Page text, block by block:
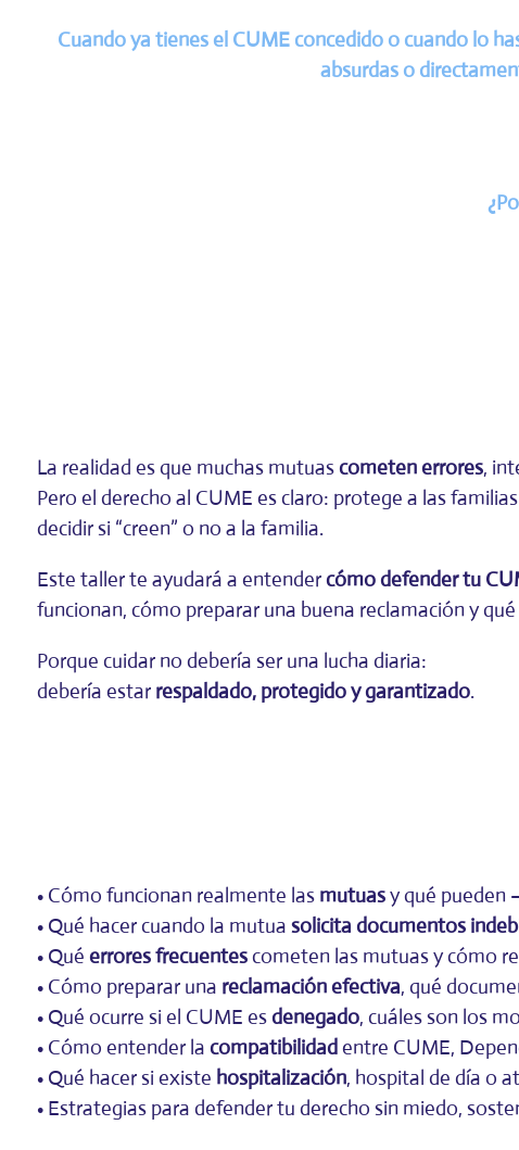
Cuando ya tienes el CUME concedido o cuando lo
absurdas o
La realidad es que muchas mutuascometen errores,
Pero el derecho al CUME es claro: protege a las
decidir si “creen” o no a la familia.
Este taller te ayudará a entendercómo defender tu
funcionan, cómo preparar una buena reclamación y
Porque cuidar no debería ser una lucha diaria:
debería estar respaldado, protegido y garantizado.
• Cómo funcionan realmente las mutuasy qué pueden
• Qué hacer cuando la mutua solicita documentos
• Qué errores frecuentescometen las mutuas y cómo
• Cómo preparar una reclamación efectiva, qué
• Qué ocurre si el CUME esdenegado, cuáles son los
• Cómo entender la compatibilidad entre CUME,
• Qué hacer si existe hospitalización, hospital de día o
• Estrategias para defender tu derecho sin miedo,